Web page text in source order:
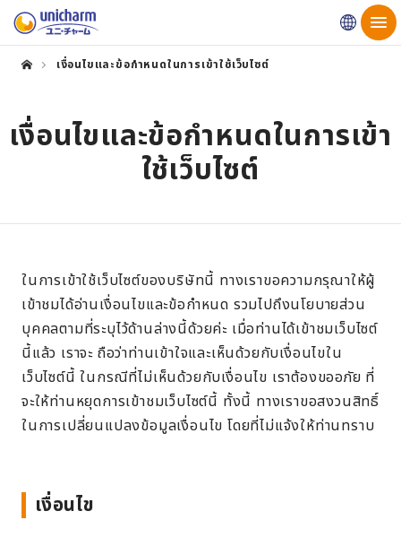
เงื่อนไขและข้อกำหนดในการเข้าใช้เว็บไซต์
เงื่อนไขและข้อกำหนดในการเข้า
ใช้เว็บไซต์
ในการเข้าใช้เว็บไซต์ของบริษัทนี้ ทางเราขอความกรุณาให้ผู้
เข้าชมได้อ่านเงื่อนไขและข้อกำหนด รวมไปถึงนโยบายส่วน
บุคคลตามที่ระบุไว้ด้านล่างนี้ด้วยค่ะ เมื่อท่านได้เข้าชมเว็บไซต์
นี้แล้ว เราจะ ถือว่าท่านเข้าใจและเห็นด้วยกับเงื่อนไขใน
เว็บไซต์นี้ ในกรณีที่ไม่เห็นด้วยกับเงื่อนไข เราต้องขออภัย ที่
จะให้ท่านหยุดการเข้าชมเว็บไซต์นี้ ทั้งนี้ ทางเราขอสงวนสิทธิ์
ในการเปลี่ยนแปลงข้อมูลเงื่อนไข โดยที่ไม่แจ้งให้ท่านทราบ
เงื่อนไข